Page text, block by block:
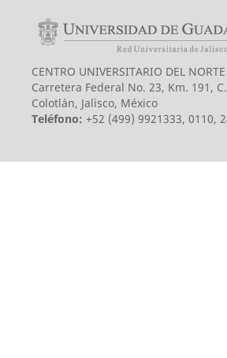
CENTRO UNIVERSITARIO DEL NORTE
Carretera Federal No. 23, Km. 191,
Colotlán, Jalisco, México
Teléfono: +52 (499) 9921333, 0110,